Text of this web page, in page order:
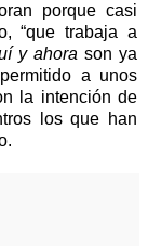
porque casi
“que trabaja a
y ahora son ya
a unos
la intención de
los que han